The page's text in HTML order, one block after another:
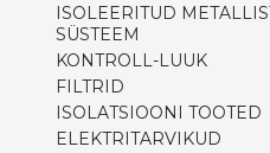
ISOLEERITUD
SÜSTEEM
KONTROLL-LUUK
FILTRID
ISOLATSIOONI TOOTED
ELEKTRITARVIKUD